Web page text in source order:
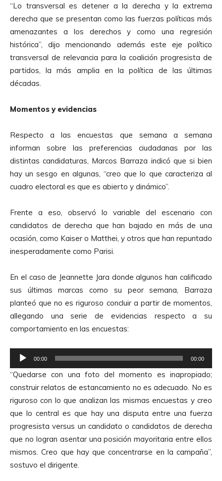
d
e
A
u
d
i
o
“Lo transversal es detener a la derecha y la extrema
derecha que se presentan como las fuerzas políticas más
amenazantes a los derechos y como una regresión
histórica”, dijo mencionando además este eje político
transversal de relevancia para la coalición progresista de
partidos, la más amplia en la política de las últimas
décadas.
Momentos y evidencias
Respecto a las encuestas que semana a semana
informan sobre las preferencias ciudadanas por las
distintas candidaturas, Marcos Barraza indicó que si bien
hay un sesgo en algunas, “creo que lo que caracteriza al
cuadro electoral es que es abierto y dinámico”.
Frente a eso, observó lo variable del escenario con
candidatos de derecha que han bajado en más de una
ocasión, como Kaiser o Matthei, y otros que han repuntado
inesperadamente como Parisi.
En el caso de Jeannette Jara donde algunos han calificado
sus últimas marcas como su peor semana, Barraza
planteó que no es riguroso concluir a partir de momentos,
allegando una serie de evidencias respecto a su
comportamiento en las encuestas:
e
r
o
d
u
c
t
o
00:00 00:00
“Quedarse con una foto del momento es inapropiado;
construir relatos de estancamiento no es adecuado. No es
riguroso con lo que analizan las mismas encuestas y creo
que lo central es que hay una disputa entre una fuerza
progresista versus un candidato o candidatos de derecha
que no logran asentar una posición mayoritaria entre ellos
mismos. Creo que hay que concentrarse en la campaña”,
sostuvo el dirigente.